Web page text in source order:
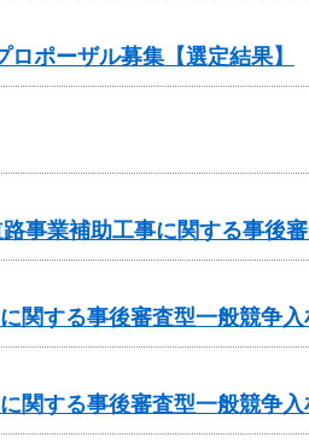
ポーザル募集【選定結果】
事業補助工事に関する事後
関する事後審査型一般競争
関する事後審査型一般競争